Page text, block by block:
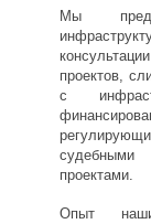
Мы
проектов,
с
судебными
проектами.
Опыт